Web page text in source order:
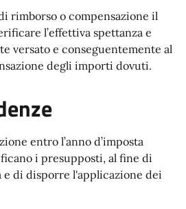
rimborso o compensazione il
l’effettiva spettanza e
versato e conseguentemente al
degli importi dovuti.
entro l’anno d’imposta
i presupposti, al fine di
di disporre l'applicazione dei